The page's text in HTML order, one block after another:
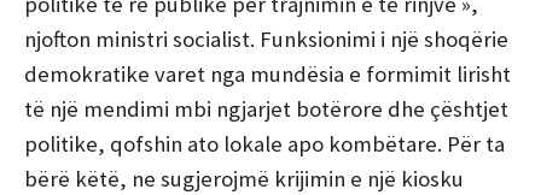
njofton ministri socialist. Funksionimi i një shoqërie
demokratike varet nga mundësia e formimit lirisht
të një mendimi mbi ngjarjet botërore dhe çështjet
politike, qofshin ato lokale apo kombëtare. Për ta
bërë këtë, ne sugjerojmë krijimin e një kiosku